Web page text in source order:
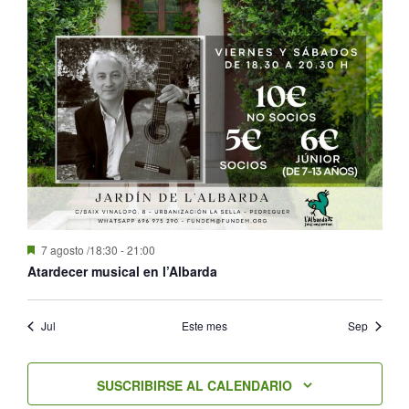
Destacado
7 agosto /18:30 -21:00
Atardecer musical en l’Albarda
Jul Este mes Sep
SUSCRIBIRSE AL CALENDARIO